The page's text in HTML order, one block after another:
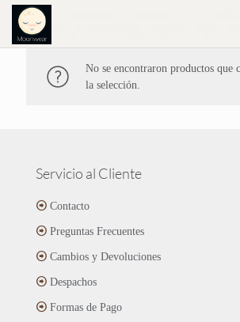
No se encontraron productos que
la selección.
Servicio al Cliente
Contacto
Preguntas Frecuentes
Cambios y Devoluciones
Despachos
Formas de Pago